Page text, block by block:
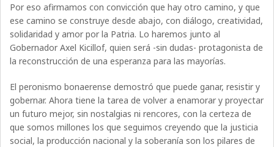
Por eso afirmamos con convicción que hay otro camino, y que
ese camino se construye desde abajo, con diálogo, creatividad,
solidaridad y amor por la Patria. Lo haremos junto al
Gobernador Axel Kicillof, quien será -sin dudas- protagonista de
la reconstrucción de una esperanza para las mayorías.
El peronismo bonaerense demostró que puede ganar, resistir y
gobernar. Ahora tiene la tarea de volver a enamorar y proyectar
un futuro mejor, sin nostalgias ni rencores, con la certeza de
que somos millones los que seguimos creyendo que la justicia
social, la producción nacional y la soberanía son los pilares de